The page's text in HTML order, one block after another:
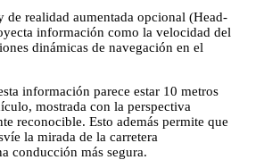
de realidad aumentada opcional (Head-
información como la velocidad del
dinámicas de navegación en el
información parece estar 10 metros
mostrada con la perspectiva
reconocible. Esto además permite que
la mirada de la carretera
conducción más segura.